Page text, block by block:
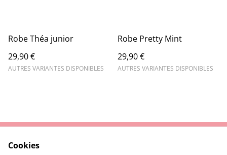
Robe Théa junior
29,90 €
AUTRES VARIANTES DISPONIBLES
Robe Pretty Mint
29,90 €
AUTRES VARIANTES DISPONIBLES
Cookies